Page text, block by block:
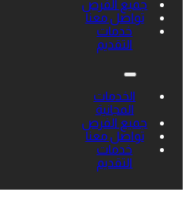
جميع الفرص
تواصل معنا
خدمات
التقديم
الخدمات
المجانية
جميع الفرص
تواصل معنا
خدمات
التقديم